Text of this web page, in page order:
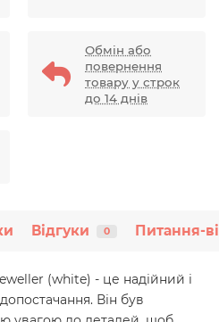
Обмін або
повернення
товару у строк
до 14 днів
Відгуки 0 Питання-
(white) - це надійний і
Він був